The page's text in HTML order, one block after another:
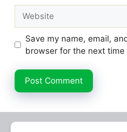
Save my name, email,
browser for the next time